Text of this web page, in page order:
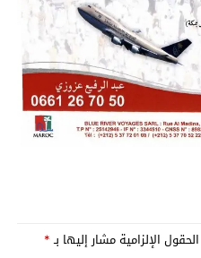
الحقول الإلزامية مشار إليها بـ*